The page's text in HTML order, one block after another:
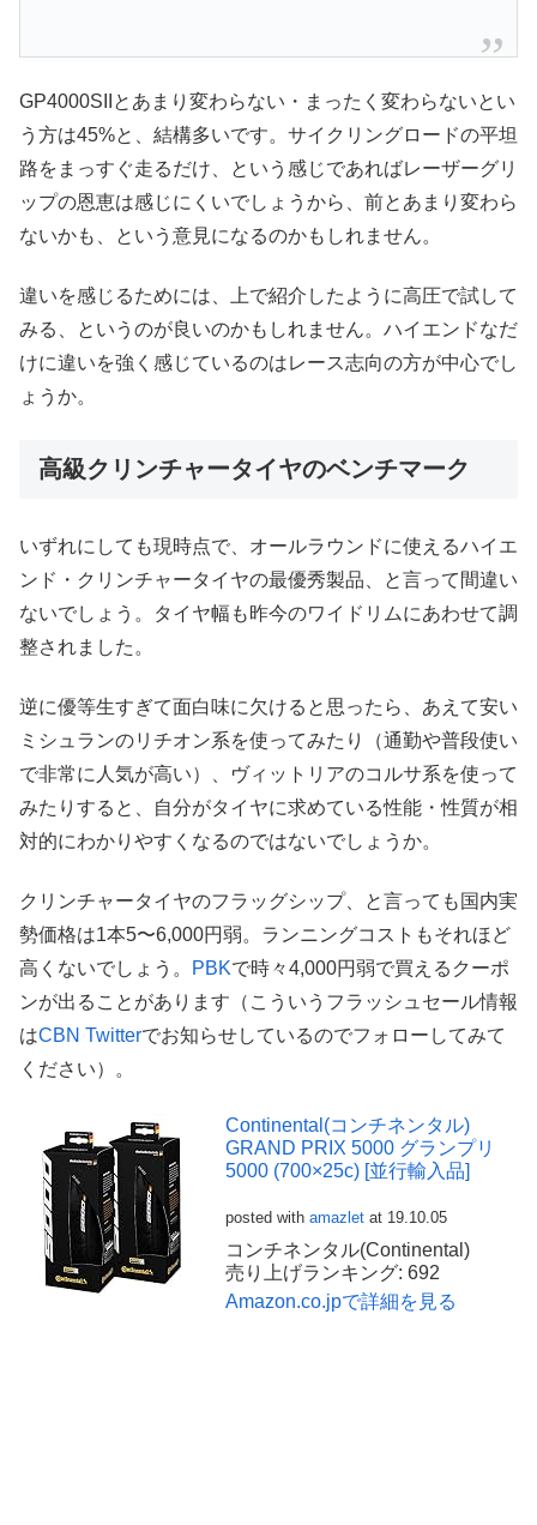
GP4000SIIとあまり変わらない・まったく変わらないとい
う方は45%と、結構多いです。サイクリングロードの平坦
路をまっすぐ走るだけ、という感じであればレーザーグリ
ップの恩恵は感じにくいでしょうから、前とあまり変わら
ないかも、という意見になるのかもしれません。
違いを感じるためには、上で紹介したように高圧で試して
みる、というのが良いのかもしれません。ハイエンドなだ
けに違いを強く感じているのはレース志向の方が中心でし
ょうか。
高級クリンチャータイヤのベンチマーク
いずれにしても現時点で、オールラウンドに使えるハイエ
ンド・クリンチャータイヤの最優秀製品、と言って間違い
ないでしょう。タイヤ幅も昨今のワイドリムにあわせて調
整されました。
逆に優等生すぎて面白味に欠けると思ったら、あえて安い
ミシュランのリチオン系を使ってみたり（通勤や普段使い
で非常に人気が高い）、ヴィットリアのコルサ系を使って
みたりすると、自分がタイヤに求めている性能・性質が相
対的にわかりやすくなるのではないでしょうか。
クリンチャータイヤのフラッグシップ、と言っても国内実
勢価格は1本5〜6,000円弱。ランニングコストもそれほど
高くないでしょう。
PBKで時々4,000円弱で買えるクーポ
ンが出ることがあります（こういうフラッシュセール情報
はCBN Twitterでお知らせしているのでフォローしてみて
ください）。
Continental(コンチネンタル)
GRAND PRIX 5000 グランプリ
5000 (700×25c) [並行輸入品]
posted with amazlet at 19.10.05
コンチネンタル(Continental)
売り上げランキング: 692
Amazon.co.jpで詳細を見る